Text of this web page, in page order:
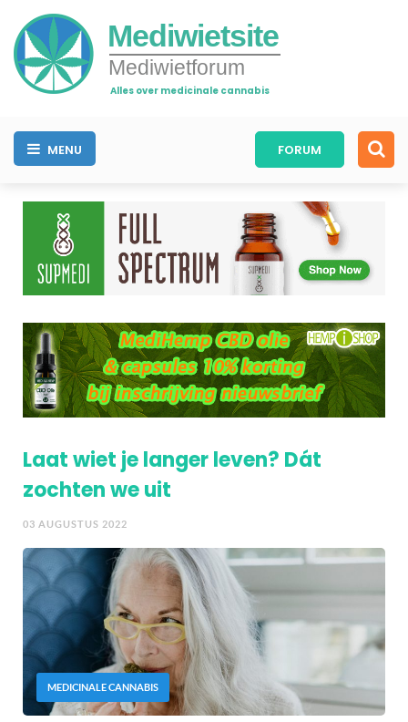
Mediwietsite
Mediwietforum
Alles over medicinale cannabis
MENU FORUM
Laat wiet je langer leven? Dát
zochten we uit
03 AUGUSTUS 2022
MEDICINALE CANNABIS